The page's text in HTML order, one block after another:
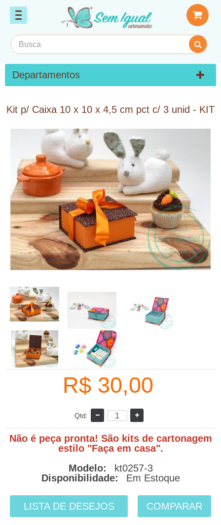
Departamentos
Kit p/ Caixa 10 x 10 x 4,5 cm pct c/ 3 unid - KIT
R$ 30,00
Qtd:
Não é peça pronta! São kits de cartonagem
estilo "Faça em casa".
Modelo:
kt0257-3
Disponibilidade:
Em Estoque
LISTA DE DESEJOS COMPARAR